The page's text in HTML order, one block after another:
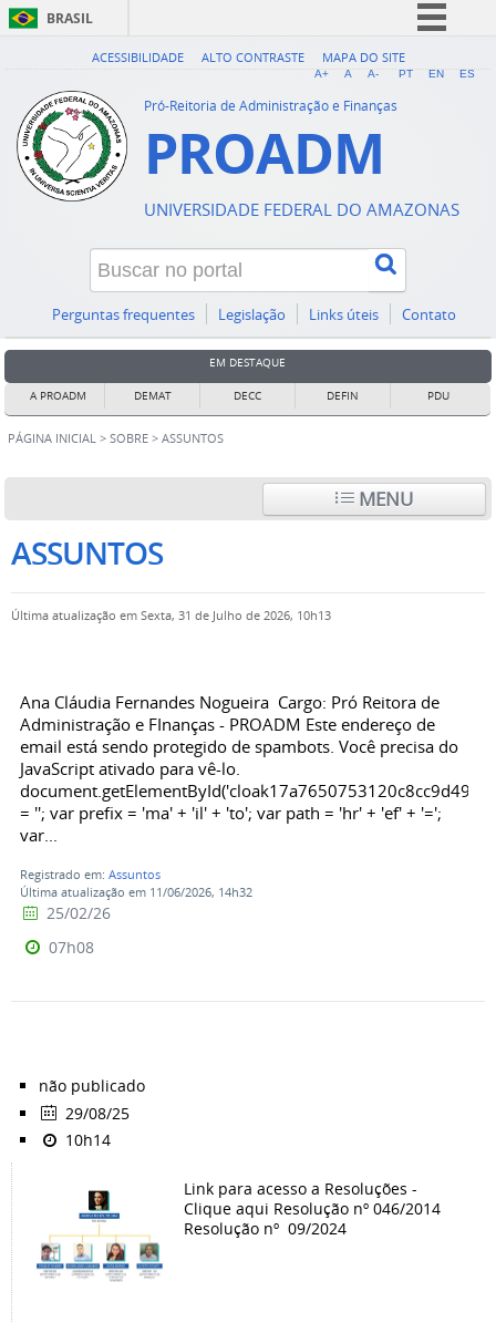
BRASIL
Simplifique!
Acesso à informação
ACESSIBILIDADE ALTO CONTRASTE MAPA DO SITE
A+ A A- PT EN ES
Pró-Reitoria de Administração e Finanças
PROADM
UNIVERSIDADE FEDERAL DO AMAZONAS
Perguntas frequentes Legislação Links úteis Contato
EM DESTAQUE
A PROADM DEMAT DECC DEFIN PDU
PÁGINA INICIAL > SOBRE > ASSUNTOS
MENU
ASSUNTOS
Última atualização em Sexta, 31 de Julho de 2026, 10h13
Ana Cláudia Fernandes Nogueira Cargo: Pró Reitora de
Administração e FInanças - PROADM Este endereço de
email está sendo protegido de spambots. Você precisa do
JavaScript ativado para vê-lo.
= ''; var prefix = 'ma' + 'il' + 'to'; var path = 'hr' + 'ef' + '=';
var...
Registrado em: Assuntos
Última atualização em 11/06/2026, 14h32
25/02/26
07h08
não publicado
29/08/25
10h14
Link para acesso a Resoluções -
Clique aqui Resolução nº 046/2014
Resolução nº 09/2024